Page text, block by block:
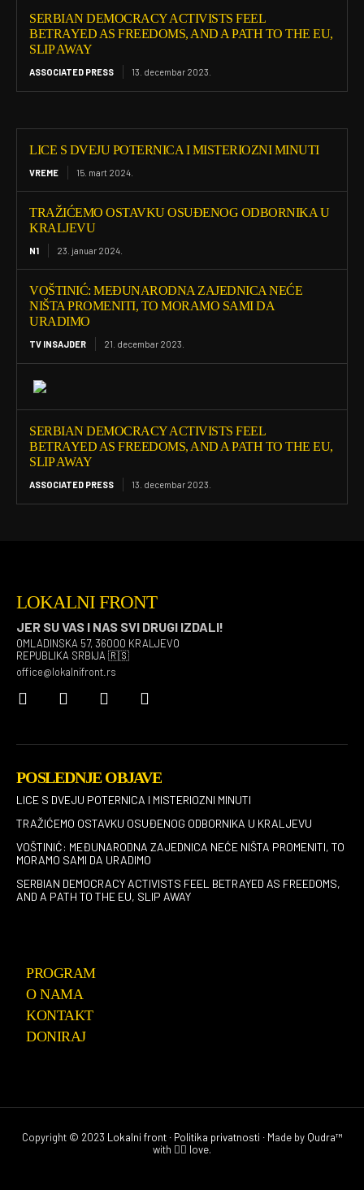
SERBIAN DEMOCRACY ACTIVISTS FEEL
BETRAYED AS FREEDOMS, AND A PATH TO THE EU,
SLIP AWAY
ASSOCIATED PRESS 13. decembar 2023.
LICE S DVEJU POTERNICA I MISTERIOZNI MINUTI
VREME 15. mart 2024.
TRAŽIĆEMO OSTAVKU OSUĐENOG ODBORNIKA U
KRALJEVU
N1 23. januar 2024.
VOŠTINIĆ: MEĐUNARODNA ZAJEDNICA NEĆE
NIŠTA PROMENITI, TO MORAMO SAMI DA
URADIMO
TV INSAJDER 21. decembar 2023.
SERBIAN DEMOCRACY ACTIVISTS FEEL
BETRAYED AS FREEDOMS, AND A PATH TO THE EU,
SLIP AWAY
ASSOCIATED PRESS 13. decembar 2023.
LOKALNI FRONT
JER SU VAS I NAS SVI DRUGI IZDALI!
OMLADINSKA 57, 36000 KRALJEVO
REPUBLIKA SRBIJA 🇷🇸
office@lokalnifront.rs
POSLEDNJE OBJAVE
LICE S DVEJU POTERNICA I MISTERIOZNI MINUTI
TRAŽIĆEMO OSTAVKU OSUĐENOG ODBORNIKA U KRALJEVU
VOŠTINIĆ: MEĐUNARODNA ZAJEDNICA NEĆE NIŠTA PROMENITI, TO
MORAMO SAMI DA URADIMO
SERBIAN DEMOCRACY ACTIVISTS FEEL BETRAYED AS FREEDOMS,
AND A PATH TO THE EU, SLIP AWAY
PROGRAM
O NAMA
KONTAKT
DONIRAJ
Copyright © 2023 Lokalni front∙ Politika privatnosti ∙ Made by Qudra™
with ❤️‍🔥 love.